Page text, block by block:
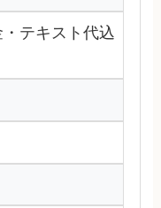
テキスト代込